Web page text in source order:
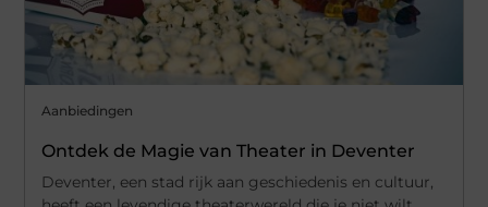
Aanbiedingen
Ontdek de Magie van Theater in Deventer
Deventer, een stad rijk aan geschiedenis en cultuur,